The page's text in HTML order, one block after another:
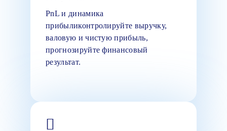
PnL и динамика
прибыликонтролируйте выручку,
валовую и чистую прибыль,
прогнозируйте финансовый
результат.